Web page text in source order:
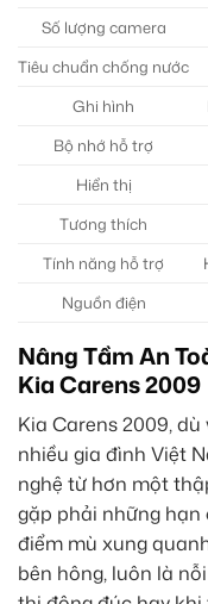
Số lượng camera
Tiêu chuẩn chống nước
Ghi hình
Bộ nhớ hỗ trợ
Hiển thị
Tương thích
Tính năng hỗ trợ
Nguồn điện
Nâng Tầm An
Kia Carens 2009
Kia Carens 2009,
nhiều gia đình Việt
nghệ từ hơn một
gặp phải những
điểm mù xung
bên hông, luôn là